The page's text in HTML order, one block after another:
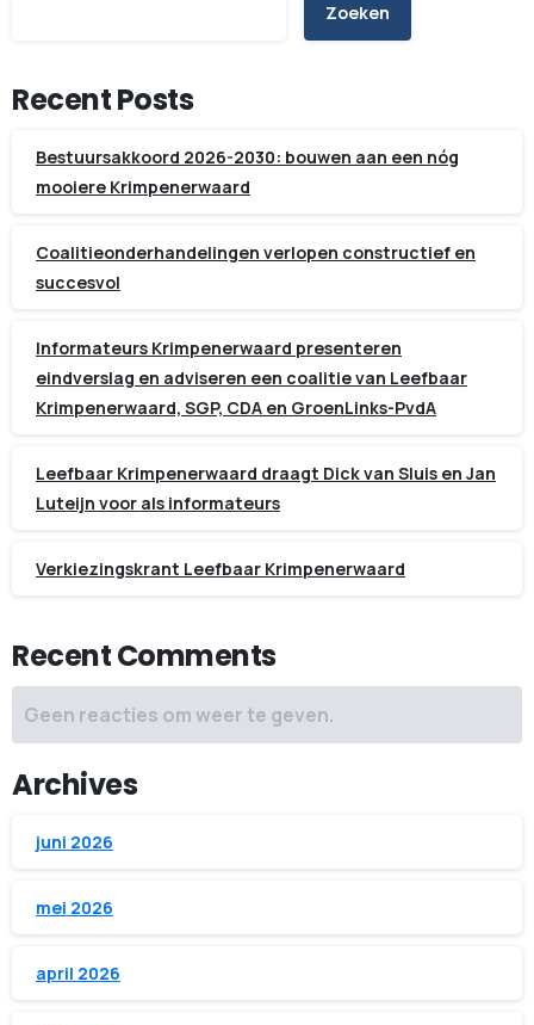
Zoeken
Recent Posts
Bestuursakkoord 2026-2030: bouwen aan een nóg
mooiere Krimpenerwaard
Coalitieonderhandelingen verlopen constructief en
succesvol
Informateurs Krimpenerwaard presenteren
eindverslag en adviseren een coalitie van Leefbaar
Krimpenerwaard, SGP, CDA en GroenLinks-PvdA
Leefbaar Krimpenerwaard draagt Dick van Sluis en Jan
Luteijn voor als informateurs
Verkiezingskrant Leefbaar Krimpenerwaard
Recent Comments
Geen reacties om weer te geven.
Archives
juni 2026
mei 2026
april 2026